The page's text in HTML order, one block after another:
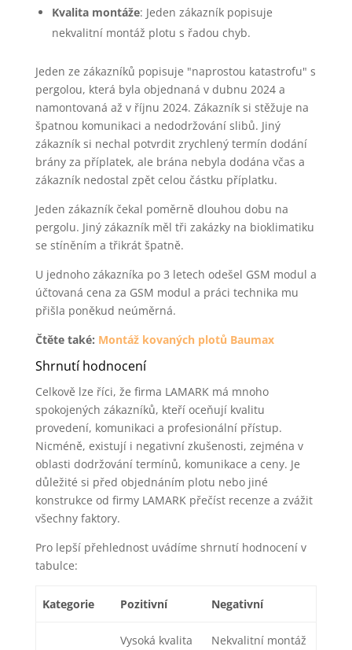
Kvalita montáže: Jeden zákazník popisuje
nekvalitní montáž plotu s řadou chyb.
Jeden ze zákazníků popisuje "naprostou katastrofu" s
pergolou, která byla objednaná v dubnu 2024 a
namontovaná až v říjnu 2024. Zákazník si stěžuje na
špatnou komunikaci a nedodržování slibů. Jiný
zákazník si nechal potvrdit zrychlený termín dodání
brány za příplatek, ale brána nebyla dodána včas a
zákazník nedostal zpět celou částku příplatku.
Jeden zákazník čekal poměrně dlouhou dobu na
pergolu. Jiný zákazník měl tři zakázky na bioklimatiku
se stíněním a třikrát špatně.
U jednoho zákazníka po 3 letech odešel GSM modul a
účtovaná cena za GSM modul a práci technika mu
přišla poněkud neúměrná.
Čtěte také: Montáž kovaných plotů Baumax
Shrnutí hodnocení
Celkově lze říci, že firma LAMARK má mnoho
spokojených zákazníků, kteří oceňují kvalitu
provedení, komunikaci a profesionální přístup.
Nicméně, existují i negativní zkušenosti, zejména v
oblasti dodržování termínů, komunikace a ceny. Je
důležité si před objednáním plotu nebo jiné
konstrukce od firmy LAMARK přečíst recenze a zvážit
všechny faktory.
Pro lepší přehlednost uvádíme shrnutí hodnocení v
tabulce:
Kategorie Pozitivní Negativní
Vysoká kvalita
Nekvalitní montáž